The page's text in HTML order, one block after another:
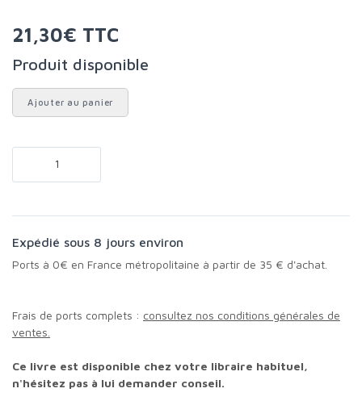
21,30€ TTC
Produit disponible
Ajouter au panier
Expédié sous 8 jours environ
Ports à 0€ en France métropolitaine à partir de 35 € d'achat.
Frais de ports complets : consultez nos conditions générales de
ventes.
Ce livre est disponible chez votre libraire habituel,
n'hésitez pas à lui demander conseil.